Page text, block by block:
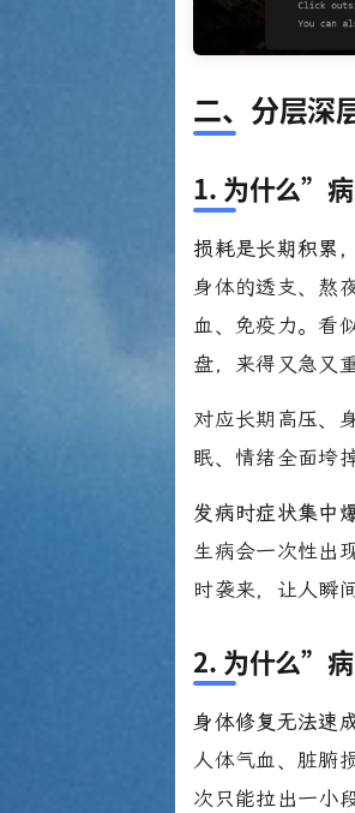
二、分层深
1. 为什么”
损耗是长期积累
身体的透支、熬
血、免疫力。看
盘，来得又急又重
对应长期高压、
眠、情绪全面垮
发病时症状集中
生病会一次性出
时袭来，让人瞬
2. 为什么”
身体修复无法速
人体气血、脏腑
次只能拉出一小